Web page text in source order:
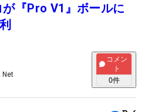
『Pro V1』ボールに
Net
コメン
ト
0件